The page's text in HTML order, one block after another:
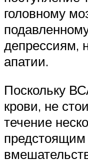
головному
депрессиям,
апатии.
Поскольку
крови, не
течение
предстоящим